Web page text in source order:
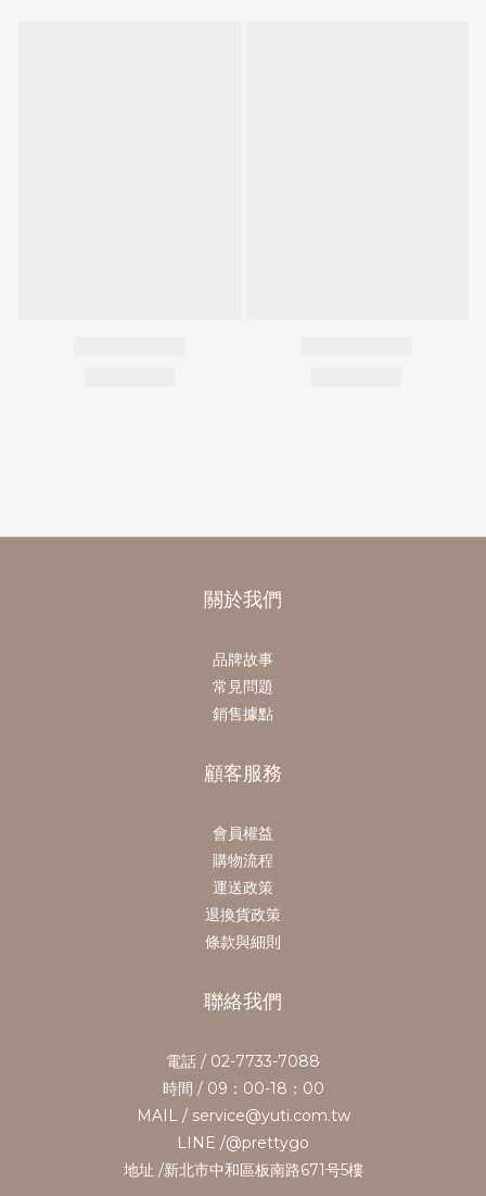
關於我們
品牌故事
常見問題
銷售據點
顧客服務
會員權益
購物流程
運送政策
退換貨政策
條款與細則
聯絡我們
電話 / 02-7733-7088
時間 / 09：00-18：00
MAIL / service@yuti.com.tw
LINE /@prettygo
地址 /新北市中和區板南路671号5樓